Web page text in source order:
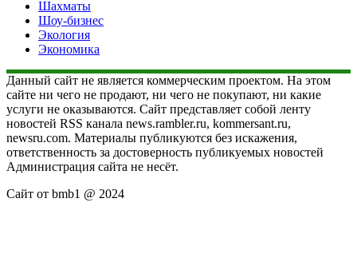
Шахматы
Шоу-бизнес
Экология
Экономика
Данный сайт не является коммерческим проектом. На этом
сайте ни чего не продают, ни чего не покупают, ни какие
услуги не оказываются. Сайт представляет собой ленту
новостей RSS канала news.rambler.ru, kommersant.ru,
newsru.com. Материалы публикуются без искажения,
ответственность за достоверность публикуемых новостей
Администрация сайта не несёт.
Сайт от bmb1 @ 2024